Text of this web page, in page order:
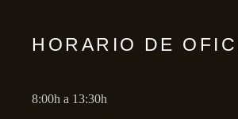
HORARIO DE
8:00h a 13:30h